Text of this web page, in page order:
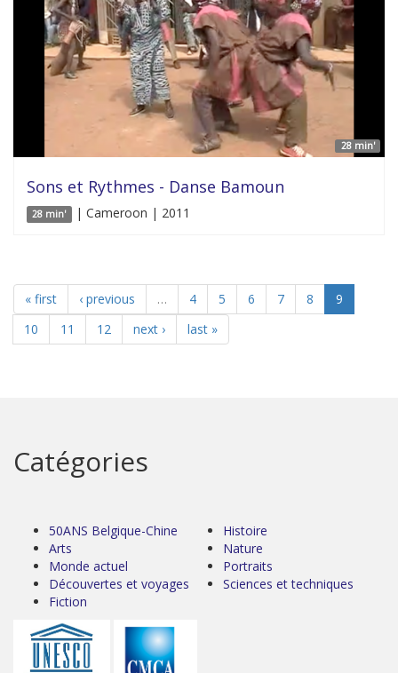
28 min'
Sons et Rythmes - Danse Bamoun
28 min' | Cameroon | 2011
« first ‹ previous … 4 5 6 7 8
9
10
11 12 next › last »
Catégories
50ANS Belgique-Chine
Arts
Monde actuel
Découvertes et voyages
Fiction
Histoire
Nature
Portraits
Sciences et techniques